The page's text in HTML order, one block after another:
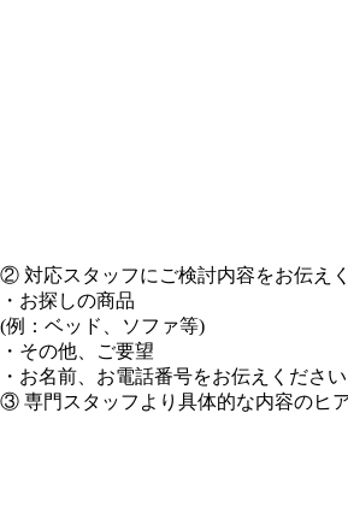
② 対応スタッフにご検討内容をお伝えく
・お探しの商品
(例：ベッド、ソファ等)
・その他、ご要望
・お名前、お電話番号をお伝えください
③ 専門スタッフより具体的な内容のヒ